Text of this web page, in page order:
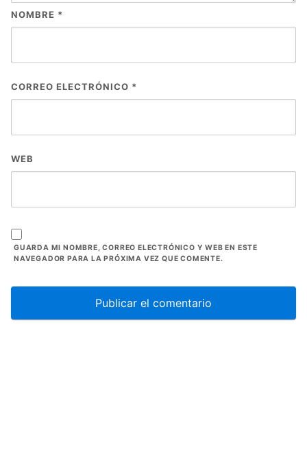
NOMBRE *
CORREO ELECTRÓNICO *
WEB
GUARDA MI NOMBRE, CORREO ELECTRÓNICO Y WEB EN ESTE
NAVEGADOR PARA LA PRÓXIMA VEZ QUE COMENTE.